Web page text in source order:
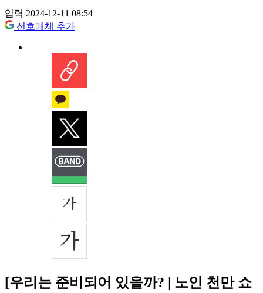
입력 2024-12-11 08:54
선호매체 추가
[우리는 준비되어 있을까? | 노인 천만 쇼